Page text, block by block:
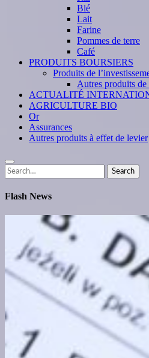
Blé
Lait
Farine
Pommes de terre
Café
PRODUITS BOURSIERS
Produits de
Autres produits de
ACTUALITÉ
AGRICULTURE BIO
Or
Assurances
Autres produits à effet de levier
Search
for:
Search
Flash News